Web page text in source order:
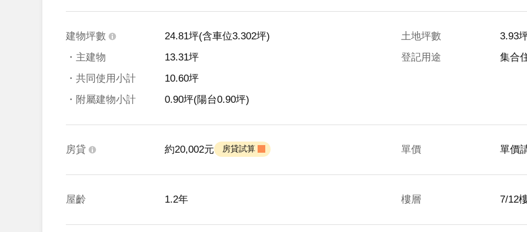
建物坪數 24.81坪(含車位3.302坪)
・主建物
13.31坪
・共同使用小計
10.60坪
・附屬建物小計
0.90坪(陽台0.90坪)
土地坪數
3.93
登記用途
集合
房貸 約20,002元 房貸試算 單價 單價
屋齡 1.2年 樓層 7/12